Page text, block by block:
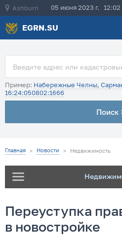
Ashburn 05 июня 2023 г. 12:02
EGRN.SU
Поиск
Пример: Набережные Челны,
16:24:050802:1666
Главная > Новости > Недвижимость
Переуступка
в новостройке